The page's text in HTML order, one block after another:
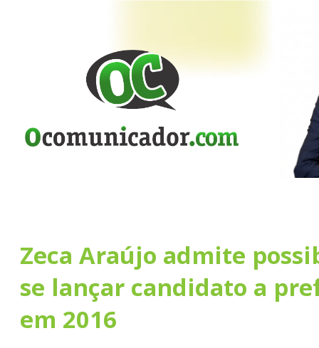
Zeca Araújo admite
se lançar candidato a
em 2016